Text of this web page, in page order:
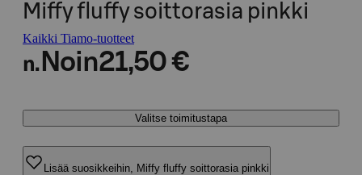
Miffy fluffy soittorasia pinkki
Kaikki Tiamo-tuotteet
n. Noin21,50 €
Valitse toimitustapa
Lisää suosikkeihin, Miffy fluffy soittorasia pinkki